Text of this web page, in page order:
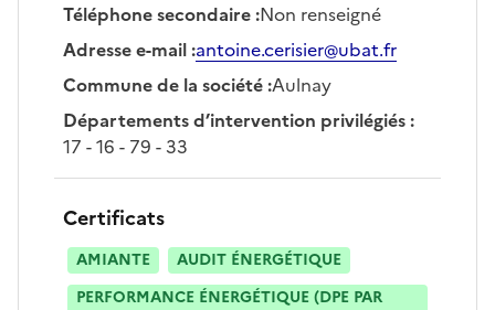
Téléphone secondaire:Non renseigné
Adresse e-mail:antoine.cerisier@ubat.fr
Commune de la société:Aulnay
Départements d’intervention privilégiés:
17 - 16 - 79 - 33
Certificats
AMIANTE
AUDIT ÉNERGÉTIQUE
PERFORMANCE ÉNERGÉTIQUE (DPE PAR